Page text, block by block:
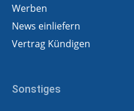
Werben
News einliefern
Vertrag Kündigen
Sonstiges